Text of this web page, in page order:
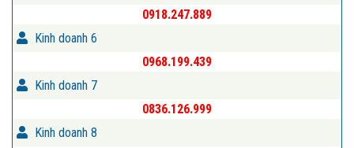
0918.247.889
Kinh doanh 6
0968.199.439
Kinh doanh 7
0836.126.999
Kinh doanh 8